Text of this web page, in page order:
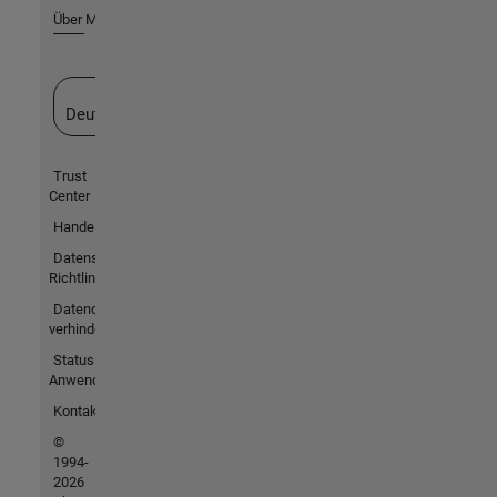
Über MathWorks
Deutschland
Trust
Center
Handelsmarken
Datenschutz-
Richtlinien
Datendiebstahl
verhindern
Status von
Anwendungen
Kontakt
©
1994-
2026